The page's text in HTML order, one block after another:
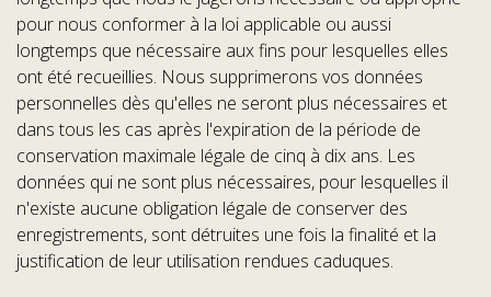
pour nous conformer à la loi applicable ou aussi
longtemps que nécessaire aux fins pour lesquelles elles
ont été recueillies. Nous supprimerons vos données
personnelles dès qu'elles ne seront plus nécessaires et
dans tous les cas après l'expiration de la période de
conservation maximale légale de cinq à dix ans. Les
données qui ne sont plus nécessaires, pour lesquelles il
n'existe aucune obligation légale de conserver des
enregistrements, sont détruites une fois la finalité et la
justification de leur utilisation rendues caduques.